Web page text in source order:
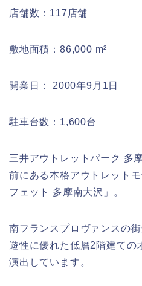
店舗数：117店舗
敷地面積：86,000 m²
開業日： 2000年9月1日
駐車台数：1,600台
三井アウトレットパーク 多
前にある本格アウトレット
フェット 多摩南大沢」。
南フランスプロヴァンスの
遊性に優れた低層2階建ての
演出しています。